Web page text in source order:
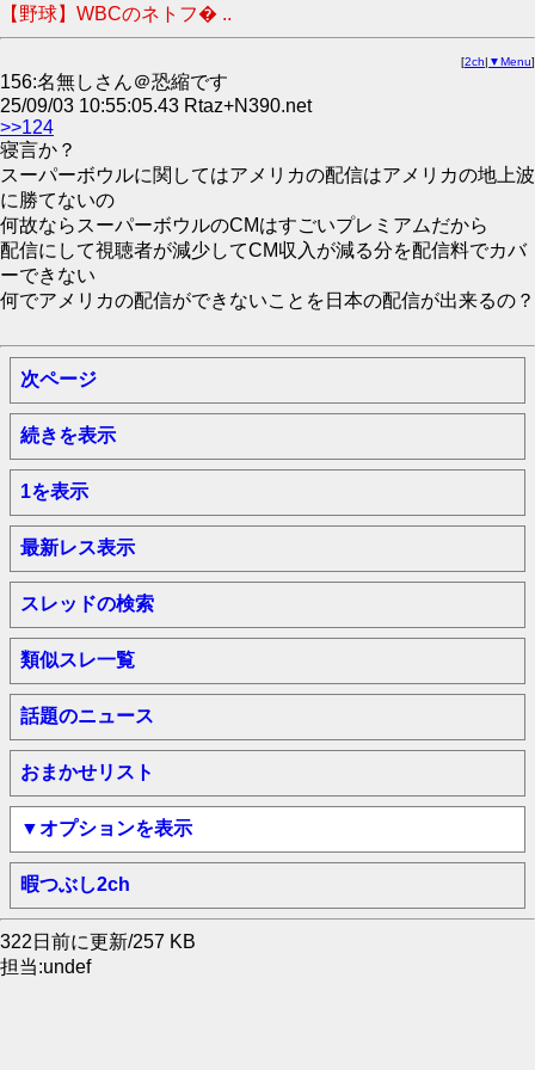
【野球】WBCのネトフ� ..
[2ch| ▼Menu]
156:名無しさん＠恐縮です
25/09/03 10:55:05.43 Rtaz+N390.net
>>124
寝言か？
スーパーボウルに関してはアメリカの配信はアメリカの地上波
に勝てないの
何故ならスーパーボウルのCMはすごいプレミアムだから
配信にして視聴者が減少してCM収入が減る分を配信料でカバ
ーできない
何でアメリカの配信ができないことを日本の配信が出来るの？
次ページ
続きを表示
1を表示
最新レス表示
スレッドの検索
類似スレ一覧
話題のニュース
おまかせリスト
▼オプションを表示
暇つぶし2ch
322日前に更新/257 KB
担当:undef